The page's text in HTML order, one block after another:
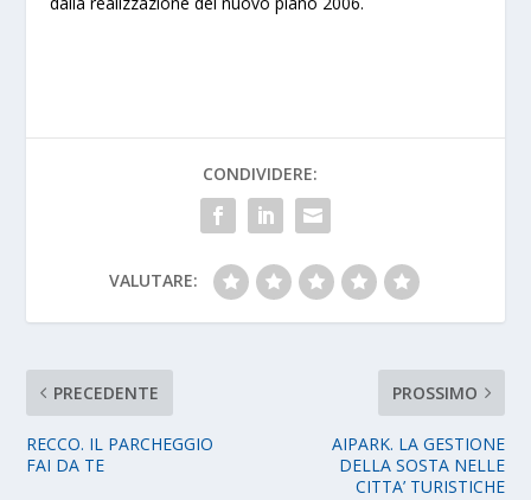
CONDIVIDERE:
VALUTARE:
PRECEDENTE
RECCO. IL PARCHEGGIO
FAI DA TE
PROSSIMO
AIPARK. LA GESTIONE
DELLA SOSTA NELLE
CITTA’ TURISTICHE